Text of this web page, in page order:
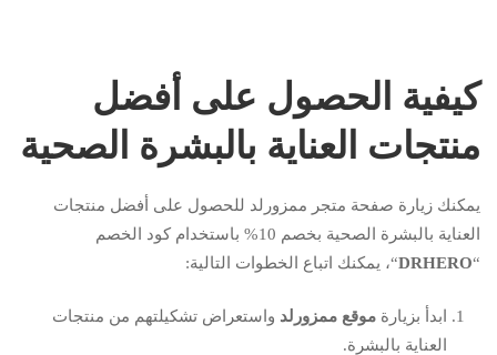
كيفية الحصول على أفضل
منتجات العناية بالبشرة الصحية
يمكنك زيارة صفحة متجر ممزورلد للحصول على أفضل منتجات
العناية بالبشرة الصحية بخصم 10% باستخدام كود الخصم
“
DRHERO“، يمكنك اتباع الخطوات التالية:
ابدأ بزيارة موقع ممزورلد واستعراض تشكيلتهم من منتجات
العناية بالبشرة.